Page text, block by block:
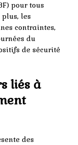
pour tous
les
contraintes,
du
de sécurité
liés à
des